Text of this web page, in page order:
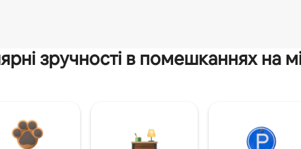
зручності в помешканнях на